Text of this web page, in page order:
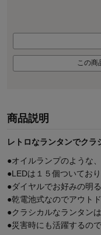
この商
商品説明
レトロなランタンでクラ
●オイルランプのような
●LEDは１５個ついてお
●ダイヤルでお好みの明
●乾電池式なのでアウト
●クラシカルなランタン
●災害時にも活躍するの